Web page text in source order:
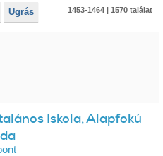
Ugrás 1453-1464 | 1570 találat
Iskola, Alapfokú